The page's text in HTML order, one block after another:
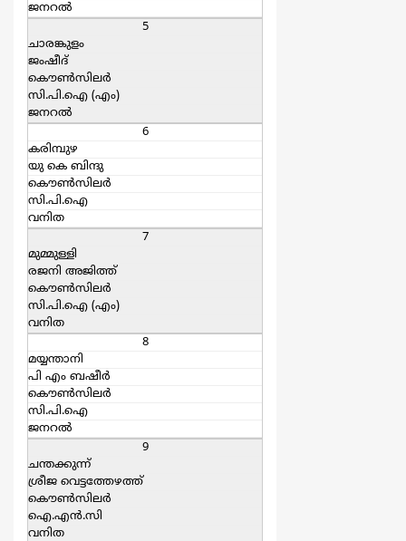
ജനറല്‍
5
ചാരങ്കുളം
ജംഷീദ്
കൌൺസിലർ
സി.പി.ഐ (എം)
ജനറല്‍
6
കരിമ്പുഴ
യു കെ ബിന്ദു
കൌൺസിലർ
സി.പി.ഐ
വനിത
7
മുമ്മുള്ളി
രജനി അജിത്ത്
കൌൺസിലർ
സി.പി.ഐ (എം)
വനിത
8
മയ്യന്താനി
പി എം ബഷീര്‍
കൌൺസിലർ
സി.പി.ഐ
ജനറല്‍
9
ചന്തക്കുന്ന്
ശ്രീജ വെട്ടത്തേഴത്ത്
കൌൺസിലർ
ഐ.എന്‍.സി
വനിത